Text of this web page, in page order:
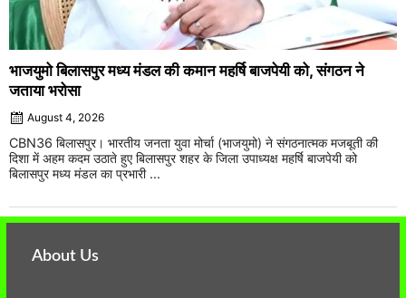
भाजयुमो बिलासपुर मध्य मंडल की कमान महर्षि बाजपेयी को, संगठन ने
जताया भरोसा
August 4, 2026
CBN36 बिलासपुर। भारतीय जनता युवा मोर्चा (भाजयुमो) ने संगठनात्मक मजबूती की
दिशा में अहम कदम उठाते हुए बिलासपुर शहर के जिला उपाध्यक्ष महर्षि बाजपेयी को
बिलासपुर मध्य मंडल का प्रभारी ...
About Us